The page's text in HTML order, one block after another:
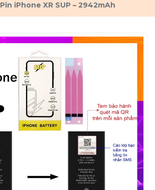
Pin iPhone XR SUP – 2942mAh